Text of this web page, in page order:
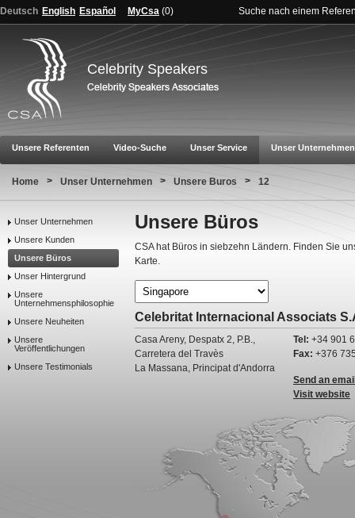
Deutsch English Español MyCsa (0) Suche nach einem
Celebrity Speakers
Unsere Referenten Video-Suche Unser Service Unser Unternehmen
Home > Unser Unternehmen > Unsere Buros > 12
Unser Unternehmen
Unsere Kunden
Unsere Büros
Unser Hintergrund
Unsere
Unternehmensphilosophie
Unsere Neuheiten
Unsere
Veröffentlichungen
Unsere Testimonials
Unsere Büros
CSA hat Büros in siebzehn Ländern. Finden Sie
Karte.
Celebritat Internacional Associats
Casa Areny, Despatx 2, P.B.,
Carretera del Travès
La Massana, Principat d'Andorra
Tel: +34 901
Fax: +376
Send an
Visit website